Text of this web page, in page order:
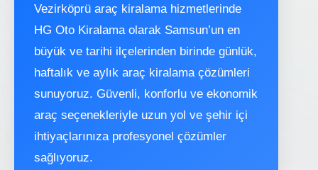
Vezirköprü araç kiralama hizmetlerinde
HG Oto Kiralama olarak Samsun’un en
büyük ve tarihi ilçelerinden birinde günlük,
haftalık ve aylık araç kiralama çözümleri
sunuyoruz. Güvenli, konforlu ve ekonomik
araç seçenekleriyle uzun yol ve şehir içi
ihtiyaçlarınıza profesyonel çözümler
sağlıyoruz.